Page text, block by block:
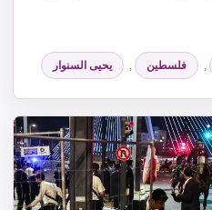
, فلسطين , يحيى السنوار